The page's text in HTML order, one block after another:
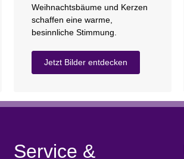
Weihnachtsbäume und Kerzen
schaffen eine warme,
besinnliche Stimmung.
Jetzt Bilder entdecken
Service &